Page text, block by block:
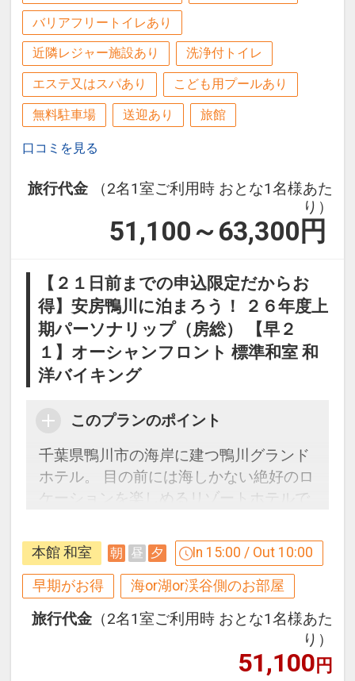
バリアフリートイレあり
近隣レジャー施設あり 洗浄付トイレ
エステ又はスパあり こども用プールあり
無料駐車場 送迎あり 旅館
口コミを見る
旅行代金
（2名1室ご利用時 おとな1名様あた
り）
51,100～63,300 円
【２１日前までの申込限定だからお
得】安房鴨川に泊まろう！ ２６年度上
期パーソナリップ（房総） 【早２
１】オーシャンフロント 標準和室 和
洋バイキング
このプランのポイント
千葉県鴨川市の海岸に建つ鴨川グランド
ホテル。 目の前には海しかない絶好のロ
ケーションを楽しめるリゾートホテルで
りたっぷりお楽しみください。
お部屋のご案内
本館 和室 朝 昼 夕 In 15:00 / Out 10:00
早期がお得 海or湖or渓谷側のお部屋
旅行代金 （2名1室ご利用時 おとな1名様あた
り）
51,100円